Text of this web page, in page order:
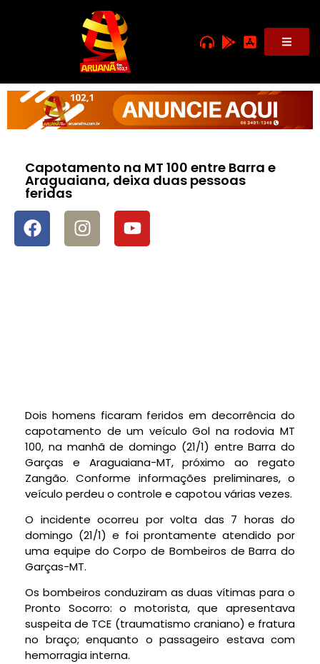
Capotamento na MT 100 entre Barra e
Araguaiana, deixa duas pessoas
feridas
Dois homens ficaram feridos em decorrência do
capotamento de um veículo Gol na rodovia MT
100, na manhã de domingo (21/1) entre Barra do
Garças e Araguaiana-MT, próximo ao regato
Zangão. Conforme informações preliminares, o
veículo perdeu o controle e capotou várias vezes.
O incidente ocorreu por volta das 7 horas do
domingo (21/1) e foi prontamente atendido por
uma equipe do Corpo de Bombeiros de Barra do
Garças-MT.
Os bombeiros conduziram as duas vítimas para o
Pronto Socorro: o motorista, que apresentava
suspeita de TCE (traumatismo craniano) e fratura
no braço; enquanto o passageiro estava com
hemorragia interna.